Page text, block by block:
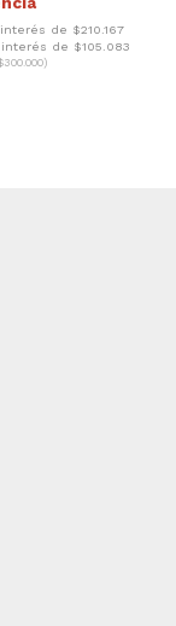
de $210.167
de $105.083